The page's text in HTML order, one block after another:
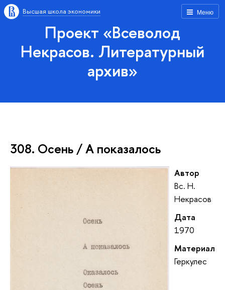
Меню
Высшая школа экономики
Проект «Всеволод
Некрасов. Литературный
архив»
308. Осень / А показалось
Автор
Вс. Н.
Некрасов
Дата
1970
Материал
Геркулес